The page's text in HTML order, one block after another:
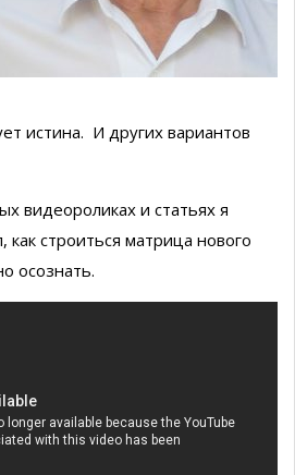
истина. И других вариантов
видеороликах и статьях я
как строиться матрица нового
осознать.